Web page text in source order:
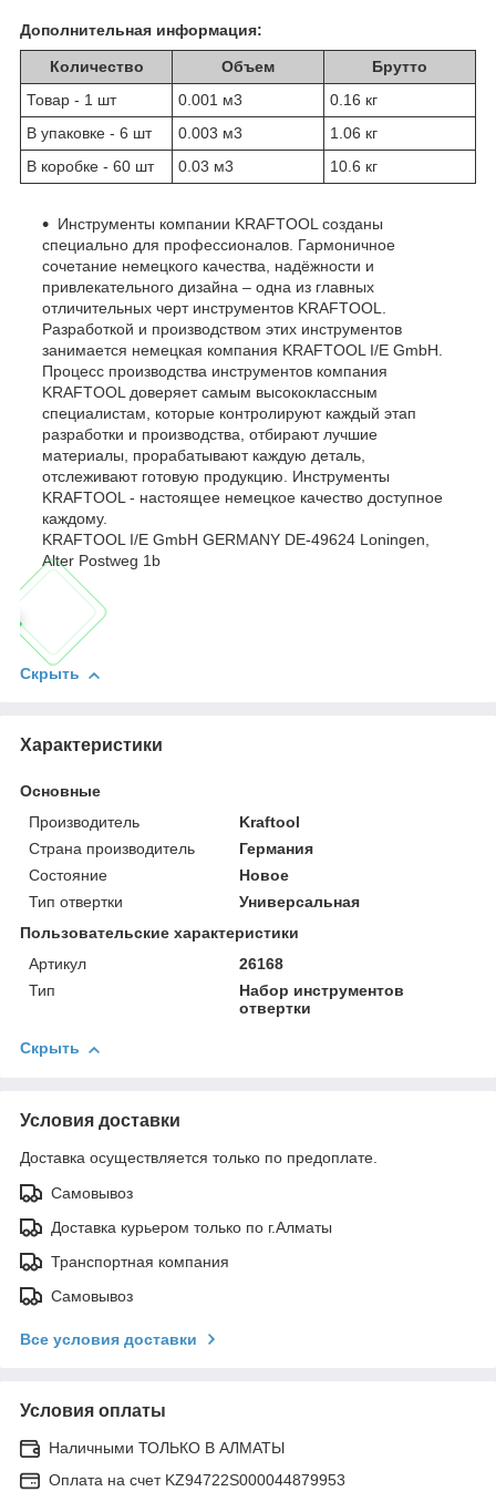
Дополнительная информация:
Количество Объем
Брутто
Товар - 1 шт
0.001 м3
0.16 кг
В упаковке - 6 шт
0.003 м3
1.06 кг
В коробке - 60 шт
0.03 м3 10.6 кг
Инструменты компании KRAFTOOL созданы
специально для профессионалов. Гармоничное
сочетание немецкого качества, надёжности и
привлекательного дизайна – одна из главных
отличительных черт инструментов KRAFTOOL.
Разработкой и производством этих инструментов
занимается немецкая компания KRAFTOOL I/E GmbH.
Процесс производства инструментов компания
KRAFTOOL доверяет самым высококлассным
специалистам, которые контролируют каждый этап
разработки и производства, отбирают лучшие
материалы, прорабатывают каждую деталь,
отслеживают готовую продукцию. Инструменты
KRAFTOOL - настоящее немецкое качество доступное
каждому.
KRAFTOOL I/E GmbH GERMANY DE-49624 Loningen,
Alter Postweg 1b
Скрыть
Характеристики
Основные
Производитель
Kraftool
Страна производитель
Германия
Состояние
Новое
Тип отвертки
Универсальная
Пользовательские характеристики
Артикул
26168
Тип
Набор инструментов
отвертки
Скрыть
Условия доставки
Доставка осуществляется только по предоплате.
Самовывоз
Доставка курьером только по г.Алматы
Транспортная компания
Самовывоз
Все условия доставки
Условия оплаты
Наличными ТОЛЬКО В АЛМАТЫ
Оплата на счет KZ94722S000044879953